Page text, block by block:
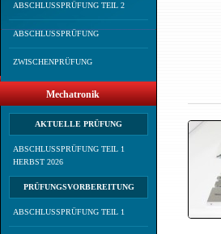
ABSCHLUSSPRÜFUNG TEIL 2
ABSCHLUSSPRÜFUNG
ZWISCHENPRÜFUNG
Mechatronik
AKTUELLE PRÜFUNG
ABSCHLUSSPRÜFUNG TEIL 1
HERBST 2026
PRÜFUNGSVORBEREITUNG
ABSCHLUSSPRÜFUNG TEIL 1